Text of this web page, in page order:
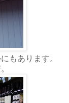
もあります。